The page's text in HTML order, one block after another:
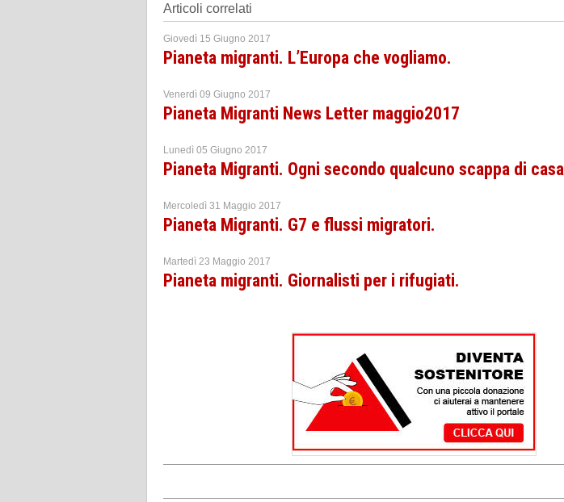
Articoli correlati
Giovedì 15 Giugno 2017
Pianeta migranti. L’Europa che vogliamo.
Venerdì 09 Giugno 2017
Pianeta Migranti News Letter maggio2017
Lunedì 05 Giugno 2017
Pianeta Migranti. Ogni secondo qualcuno scappa di casa
Mercoledì 31 Maggio 2017
Pianeta Migranti. G7 e flussi migratori.
Martedì 23 Maggio 2017
Pianeta migranti. Giornalisti per i rifugiati.